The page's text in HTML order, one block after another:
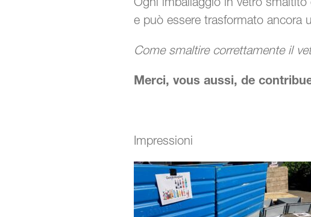
e può essere trasformato ancora
Come smaltire correttamente il
Merci, vous aussi, de
Impressioni